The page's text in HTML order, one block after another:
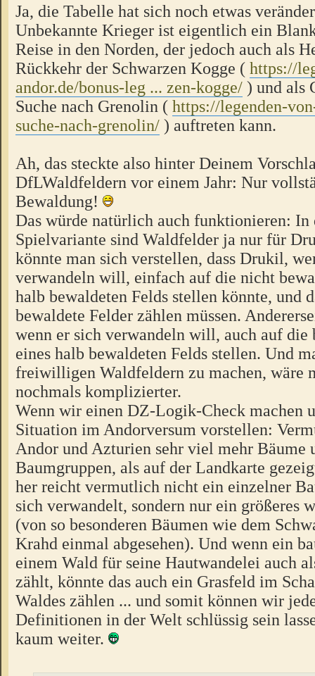
Ja, die Tabelle hat sich noch etwas
Unbekannte Krieger ist eigentlich ein
Reise in den Norden, der jedoch auch als
Rückkehr der Schwarzen Kogge ( https://
andor.de/bonus-leg ... zen-kogge/ ) und als
Suche nach Grenolin ( https://legenden-
suche-nach-grenolin/ ) auftreten kann.
Ah, das steckte also hinter Deinem
DfLWaldfeldern vor einem Jahr: Nur
Bewaldung!
Das würde natürlich auch funktionieren: In
Spielvariante sind Waldfelder ja nur für
könnte man sich verstellen, dass Drukil,
verwandeln will, einfach auf die nicht
halb bewaldeten Felds stellen könnte, und
bewaldete Felder zählen müssen.
wenn er sich verwandeln will, auch auf die
eines halb bewaldeten Felds stellen. Und
freiwilligen Waldfeldern zu machen, wäre
nochmals komplizierter.
Wenn wir einen DZ-Logik-Check machen
Situation im Andorversum vorstellen:
Andor und Azturien sehr viel mehr Bäume
Baumgruppen, als auf der Landkarte
her reicht vermutlich nicht ein einzelner
sich verwandelt, sondern nur ein größeres
(von so besonderen Bäumen wie dem
Krahd einmal abgesehen). Und wenn ein
einem Wald für seine Hautwandelei auch
zählt, könnte das auch ein Grasfeld im
Waldes zählen ... und somit können wir
Definitionen in der Welt schlüssig sein
kaum weiter.